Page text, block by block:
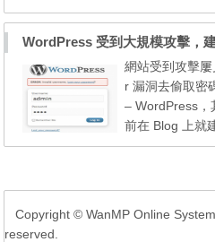
掛 –
ity 是一個安全
所以，可以在每
就掃瞄一下自
同時也讓上你
又利己的一個
WordPress 受到大規模攻擊，
網站受到攻擊
r 漏洞去偷取密
– WordPress，
前在 Blog 上就
是針對
入帳戶的漏洞
使用簡單密碼
式不斷嘗試密
料。Matt
Copyright © WanMP Online
reserved.